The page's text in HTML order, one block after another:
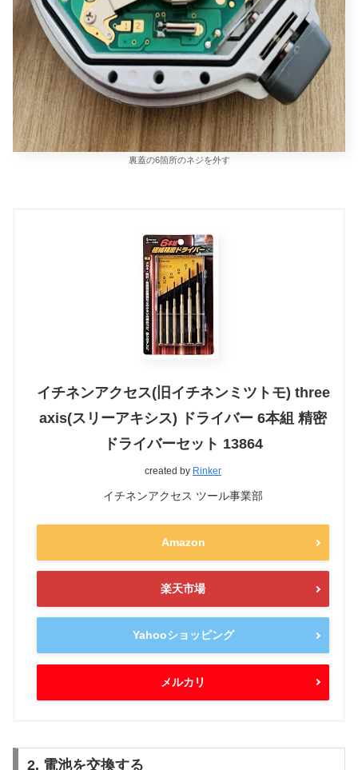
裏蓋の6箇所のネジを外す
イチネンアクセス(旧イチネンミツトモ) three
axis(スリーアキシス) ドライバー 6本組 精密
ドライバーセット 13864
created by Rinker
イチネンアクセス ツール事業部
Amazon
楽天市場
Yahooショッピング
メルカリ
2. 電池を交換する